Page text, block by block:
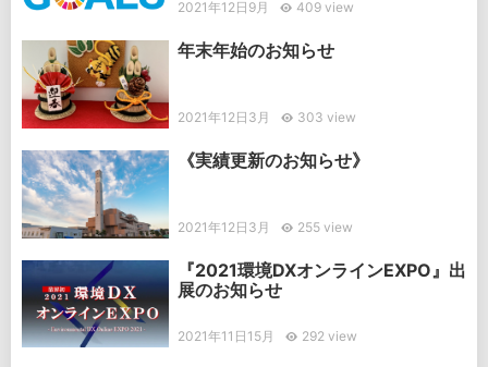
2021年12日9月 409 view
年末年始のお知らせ
2021年12日3月 303 view
《実績更新のお知らせ》
2021年12日3月 255 view
『2021環境DXオンラインEXPO』出
展のお知らせ
2021年11日15月 292 view